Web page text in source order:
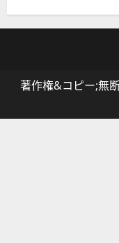
著作権&コピー;無